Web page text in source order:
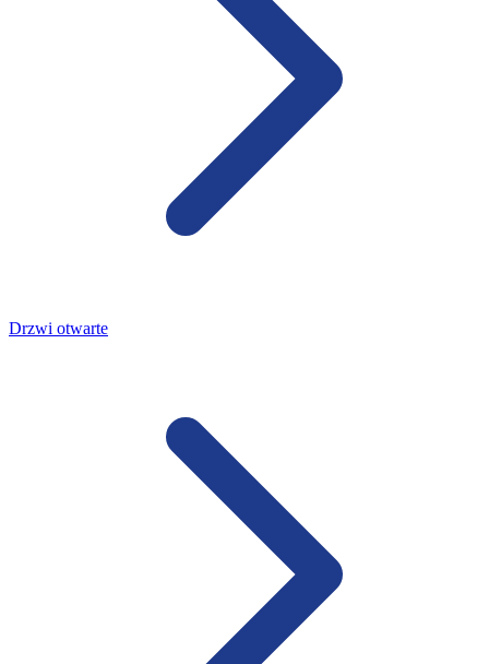
Drzwi otwarte